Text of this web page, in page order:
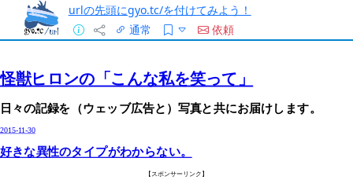
urlの先頭にgyo.tc/を付けてみよう！
通常
依頼